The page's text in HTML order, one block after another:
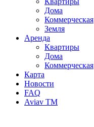
Дома
Коммерческая
Земля
Аренда
Квартиры
Дома
Коммерческая
Карта
Новости
FAQ
Aviav TM